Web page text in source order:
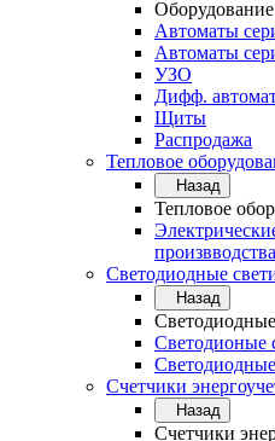
Автоматы
Автоматы
УЗО
Дифф.
Щиты
Распродажа
Тепловое
Назад
Тепловое
Светодиодные
Назад
Светодионые
Счетчики
Назад
Счетчики